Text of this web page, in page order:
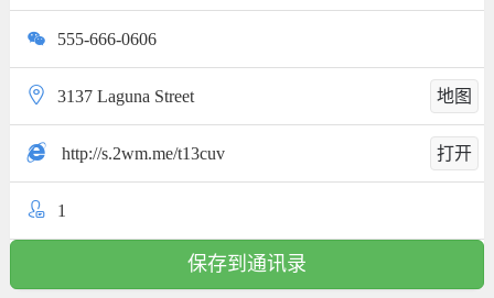
555-666-0606
地图
3137 Laguna Street
打开
http://s.2wm.me/t13cuv
1
保存到通讯录